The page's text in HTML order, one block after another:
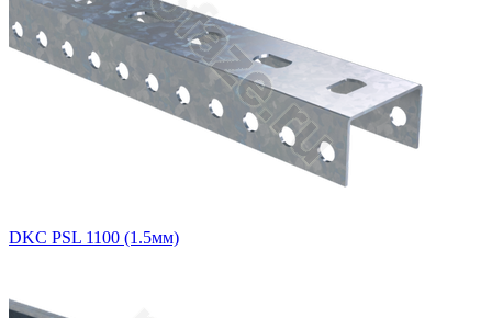
DKC PSL 1100 (1.5мм)